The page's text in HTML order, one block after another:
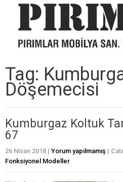
Tag:
Döşemecisi
Kumburgaz Koltuk
67
26 Nisan 2018 | Yorum yapılmamış |
Fonksiyonel Modeller